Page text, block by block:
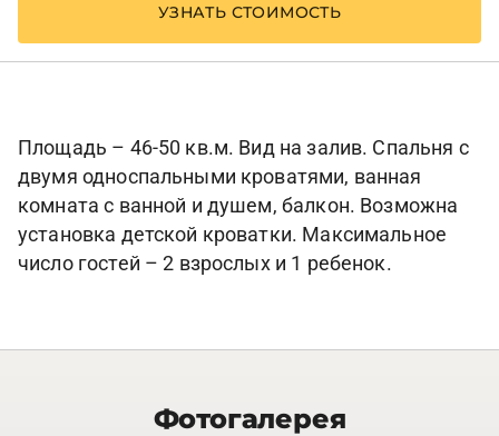
УЗНАТЬ СТОИМОСТЬ
Площадь – 46-50 кв.м. Вид на залив. Спальня с
двумя односпальными кроватями, ванная
комната с ванной и душем, балкон. Возможна
установка детской кроватки. Максимальное
число гостей – 2 взрослых и 1 ребенок.
Фотогалерея